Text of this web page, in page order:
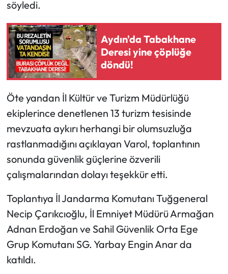
söyledi.
Aydın'da Tabakhane
Deresi yine çöplüğe
döndü!
Öte yandan İl Kültür ve Turizm Müdürlüğü
ekiplerince denetlenen 13 turizm tesisinde
mevzuata aykırı herhangi bir olumsuzluğa
rastlanmadığını açıklayan Varol, toplantının
sonunda güvenlik güçlerine özverili
çalışmalarından dolayı teşekkür etti.
Toplantıya İl Jandarma Komutanı Tuğgeneral
Necip Çarıkcıoğlu, İl Emniyet Müdürü Armağan
Adnan Erdoğan ve Sahil Güvenlik Orta Ege
Grup Komutanı SG. Yarbay Engin Anar da
katıldı.